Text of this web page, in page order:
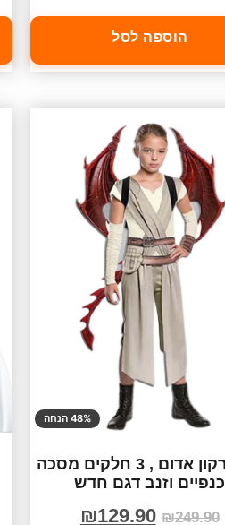
הוספה לסל
48% הנחה
סט דרקון אדום , 3 חלקים מסכה
כנפיים וזנב דגם חדש
₪249.90
₪129.90